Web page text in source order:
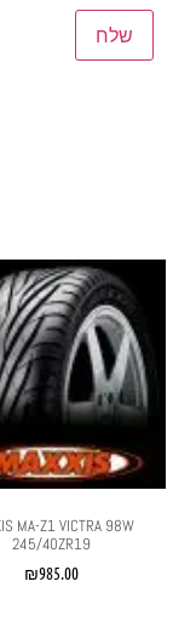
MA-Z1 VICTRA 98W
245/40ZR19
₪985.00